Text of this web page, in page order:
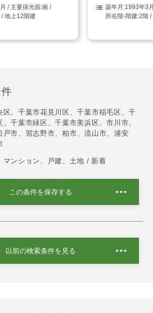
南
/ 地上12階建
1993年3
2階 /
区、千葉市花見川区、千葉市稲毛区、千
、千葉市緑区、千葉市美浜区、市川市、
戸市、習志野市、柏市、流山市、浦安
マンション、戸建、土地 / 新着
この条件を保存する
以前の検索条件を見る